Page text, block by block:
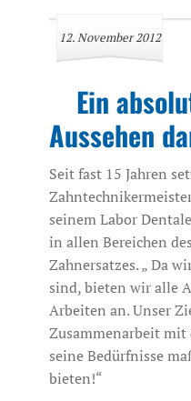
12. November 2012
Ein
Aussehen
Seit fast 15 Jahren
seinem Labor
in allen Bereichen
Zahnersatzes. „ Da
sind, bieten wir alle
Arbeiten an. Unser
Zusammenarbeit
seine Bedürfnisse
bieten!“